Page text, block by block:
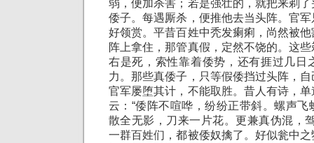
弱，便加杀害；若是强壮的，就把来剃
倭子。每遇厮杀，便推他去当头阵。官
好领赏。平昔百姓中秃发瘌痢，尚然被
阵上拿住，那管真假，定然不饶的。这
右是死，索性靠着倭势，还有捱过几日
力。那些真倭子，只等假倭挡过头阵，
官军屡堕其计，不能取胜。昔人有诗，
云：“倭阵不喧哗，纷纷正带斜。螺声
散全无影，刀来一片花。更兼真伪混，
一群百姓们，都被倭奴擒了。好似瓮中